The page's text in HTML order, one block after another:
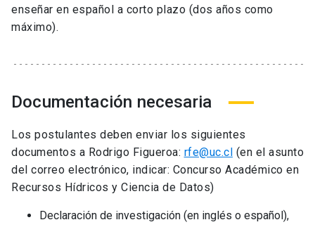
enseñar en español a corto plazo (dos años como
máximo).
Documentación necesaria
Los postulantes deben enviar los siguientes
documentos a Rodrigo Figueroa: rfe@uc.cl (en el asunto
del correo electrónico, indicar: Concurso Académico en
Recursos Hídricos y Ciencia de Datos)
Declaración de investigación (en inglés o español),